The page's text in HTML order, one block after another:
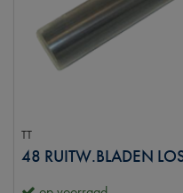
TT
48 RUITW.BLADEN